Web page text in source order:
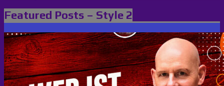
Featured Posts – Style 2